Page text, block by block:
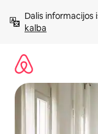
prie
turinio
Dalis
kalba